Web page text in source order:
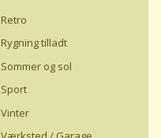
Retro
Rygning tilladt
Sommer og sol
Sport
Vinter